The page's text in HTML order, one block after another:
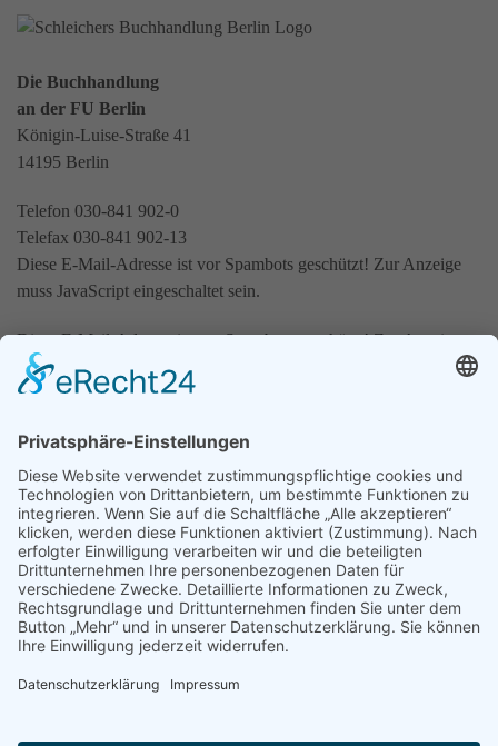
Die Buchhandlung
an der FU Berlin
Königin-Luise-Straße 41
14195 Berlin
Telefon 030-841 902-0
Telefax 030-841 902-13
Diese E-Mail-Adresse ist vor Spambots geschützt! Zur Anzeige
muss JavaScript eingeschaltet sein.
Diese E-Mail-Adresse ist vor Spambots geschützt! Zur Anzeige
muss JavaScript eingeschaltet sein.
Öffnungszeiten:
Samstag: 10 - 16 Uhr
Adventsamstage: 10 - 18.30 Uhr
Shop: 24 Stunden täglich
Schleichers bei FacebookSchleichers bei Instagram
✉Newsletter abonnieren
Start
Kontakt
Impressum / AGB